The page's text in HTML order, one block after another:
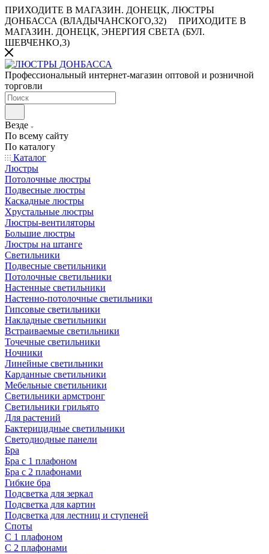
ПРИХОДИТЕ В МАГАЗИН. ДОНЕЦК, ЛЮСТРЫ
ДОНБАССА (ВЛАДЫЧАНСКОГО,32)
ПРИХОДИТЕ В
МАГАЗИН. ДОНЕЦК, ЭНЕРГИЯ СВЕТА (БУЛ.
ШЕВЧЕНКО,3)
Профессиональный интернет-магазин оптовой и розничной
торговли
Везде
По всему сайту
По каталогу
Каталог
Люстры
Потолочные люстры
Подвесные люстры
Каскадные люстры
Хрустальные люстры
Люстры-вентиляторы
Большие люстры
Люстры на штанге
Светильники
Подвесные светильники
Потолочные светильники
Настенные светильники
Настенно-потолочные светильники
Гипсовые светильники
Накладные светильники
Встраиваемые светильники
Точечные светильники
Ночники
Линейные светильники
Карданные светильники
Мебельные светильники
Светильники армстронг
Светильники грильято
Для растений
Бактерицидные светильники
Светодиодные панели
Бра
Бра с 1 плафоном
Бра с 2 плафонами
Гибкие бра
Подсветка для зеркал
Подсветка для картин
Подсветка для лестниц и ступеней
Споты
С 1 плафоном
С 2 плафонами